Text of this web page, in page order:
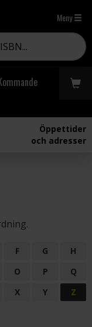
Meny
Öppettider
och adresser
F G
H
O P
Q
X Y
Z